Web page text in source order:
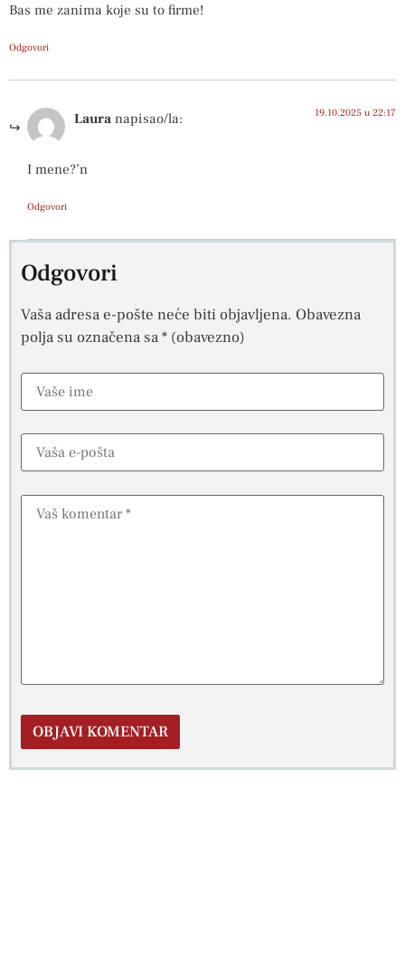
Bas me zanima koje su to firme!
Odgovori
Laura napisao/la: 19.10.2025 u 22:17
I mene?’n
Odgovori
Odgovori
Vaša adresa e-pošte neće biti objavljena. Obavezna
polja su označena sa* (obavezno)